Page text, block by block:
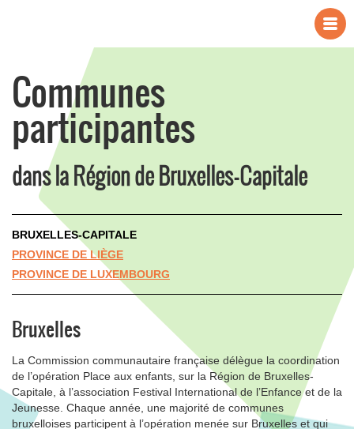
Communes
participantes
dans la Région de Bruxelles-Capitale
BRUXELLES-CAPITALE
PROVINCE DE LIÈGE
PROVINCE DE LUXEMBOURG
Bruxelles
La Commission communautaire française délègue la coordination
de l’opération Place aux enfants, sur la Région de Bruxelles-
Capitale, à l’association Festival International de l’Enfance et de la
Jeunesse. Chaque année, une majorité de communes
bruxelloises participent à l’opération menée sur Bruxelles et qui